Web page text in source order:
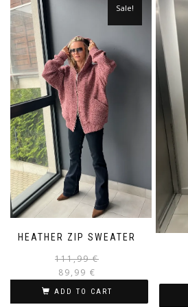
HEATHER ZIP SWEATER
Sale!
111,99€
89,99 €
ADD TO CART